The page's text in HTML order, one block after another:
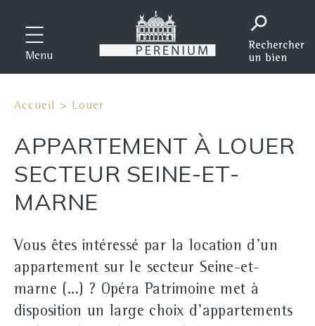
Menu
Accueil > Louer
APPARTEMENT À LOUER
SECTEUR SEINE-ET-
MARNE
Vous êtes intéressé par la location d'un
appartement sur le secteur Seine-et-
marne (...) ? Opéra Patrimoine met à
disposition un large choix d'appartements